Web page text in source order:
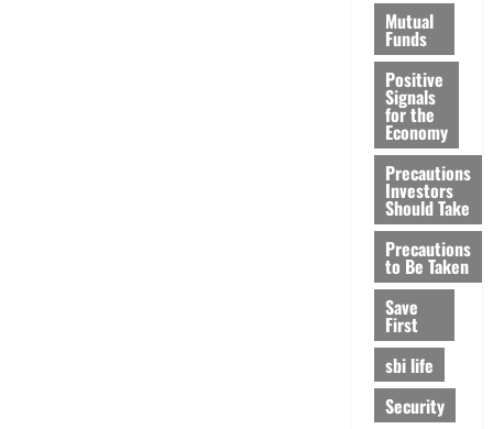
Mutual
Funds
Positive
Signals
for the
Economy
Precautions
Investors
Should Take
Precautions
to Be Taken
Save
First
sbi life
Security